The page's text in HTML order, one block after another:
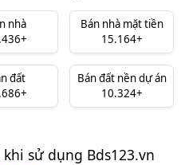
nhà
Bán nhà mặt tiền
15.164+
đất
Bán đất nền dự án
10.324+
sử dụng Bds123.vn